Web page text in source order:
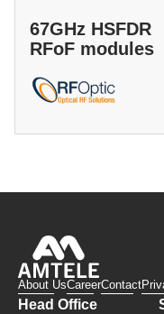
67GHz HSFDR
RFoF modules
About UsCareerContact
Head Office